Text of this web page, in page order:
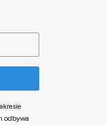
odbywa